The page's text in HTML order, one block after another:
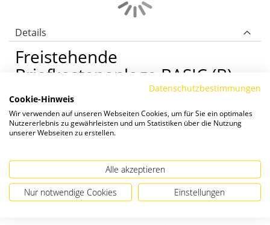
Details
Freistehende
Briefkastenanlage BASIC (B)
BASIC (B) ist eine funktionelle Verkleidung zu
einem günstigem Preis und bietet durch den
Dachüberstand des Regenschutzdaches einen
Verkleidung aus Galfan-Stahl oder Edelstahl
V4A. Mit inbegriffen ist der
Rechteckrohrständer in 80 x 40 mm.
Datenschutzbestimmungen
Cookie-Hinweis
Wir verwenden auf unseren Webseiten Cookies, um für Sie ein optimales
Nutzererlebnis zu gewährleisten und um Statistiken über die Nutzung
unserer Webseiten zu erstellen.
Alle akzeptieren
Nur notwendige Cookies Einstellungen